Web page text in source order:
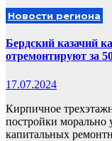
Новости региона
Бердский казачий
отремонтируют за
17.07.2024
Кирпичное
постройки морально
капитальных